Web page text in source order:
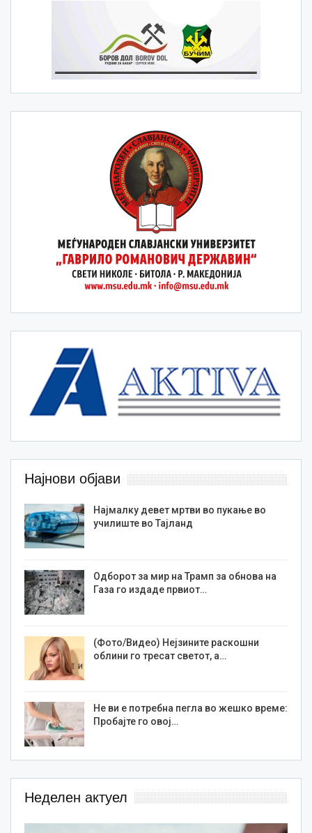
Најнови објави
Најмалку девет мртви во пукање во
училиште во Тајланд
Одборот за мир на Трамп за обнова на
Газа го издаде првиот…
(Фото/Видео) Нејзините раскошни
облини го тресат светот, а…
Не ви е потребна пегла во жешко време:
Пробајте го овој…
Неделен актуел